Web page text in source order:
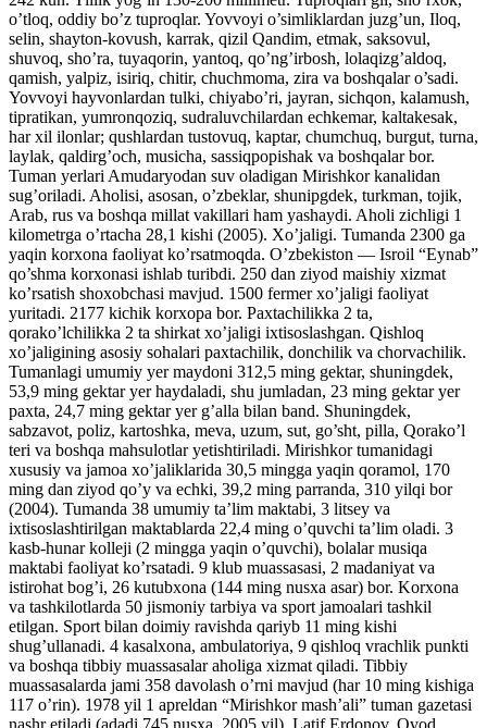
o’tloq, oddiy bo’z tuproqlar. Yovvoyi o’simliklardan juzg’un, Iloq,
selin, shayton-kovush, karrak, qizil Qandim, etmak, saksovul,
shuvoq, sho’ra, tuyaqorin, yantoq, qo’ng’irbosh, lolaqizg’aldoq,
qamish, yalpiz, isiriq, chitir, chuchmoma, zira va boshqalar o’sadi.
Yovvoyi hayvonlardan tulki, chiyabo’ri, jayran, sichqon, kalamush,
tipratikan, yumronqoziq, sudraluvchilardan echkemar, kaltakesak,
har xil ilonlar; qushlardan tustovuq, kaptar, chumchuq, burgut, turna,
laylak, qaldirg’och, musicha, sassiqpopishak va boshqalar bor.
Tuman yerlari Amudaryodan suv oladigan Mirishkor kanalidan
sug’oriladi. Aholisi, asosan, o’zbeklar, shunipgdek, turkman, tojik,
Arab, rus va boshqa millat vakillari ham yashaydi. Aholi zichligi 1
kilometrga o’rtacha 28,1 kishi (2005). Xo’jaligi. Tumanda 2300 ga
yaqin korxona faoliyat ko’rsatmoqda. O’zbekiston — Isroil “Eynab”
qo’shma korxonasi ishlab turibdi. 250 dan ziyod maishiy xizmat
ko’rsatish shoxobchasi mavjud. 1500 fermer xo’jaligi faoliyat
yuritadi. 2177 kichik korxopa bor. Paxtachilikka 2 ta,
qorako’lchilikka 2 ta shirkat xo’jaligi ixtisoslashgan. Qishloq
xo’jaligining asosiy sohalari paxtachilik, donchilik va chorvachilik.
Tumanlagi umumiy yer maydoni 312,5 ming gektar, shuningdek,
53,9 ming gektar yer haydaladi, shu jumladan, 23 ming gektar yer
paxta, 24,7 ming gektar yer g’alla bilan band. Shuningdek,
sabzavot, poliz, kartoshka, meva, uzum, sut, go’sht, pilla, Qorako’l
teri va boshqa mahsulotlar yetishtiriladi. Mirishkor tumanidagi
xususiy va jamoa xo’jaliklarida 30,5 mingga yaqin qoramol, 170
ming dan ziyod qo’y va echki, 39,2 ming parranda, 310 yilqi bor
(2004). Tumanda 38 umumiy ta’lim maktabi, 3 litsey va
ixtisoslashtirilgan maktablarda 22,4 ming o’quvchi ta’lim oladi. 3
kasb-hunar kolleji (2 mingga yaqin o’quvchi), bolalar musiqa
maktabi faoliyat ko’rsatadi. 9 klub muassasasi, 2 madaniyat va
istirohat bog’i, 26 kutubxona (144 ming nusxa asar) bor. Korxona
va tashkilotlarda 50 jismoniy tarbiya va sport jamoalari tashkil
etilgan. Sport bilan doimiy ravishda qariyb 11 ming kishi
shug’ullanadi. 4 kasalxona, ambulatoriya, 9 qishloq vrachlik punkti
va boshqa tibbiy muassasalar aholiga xizmat qiladi. Tibbiy
muassasalarda jami 358 davolash o’rni mavjud (har 10 ming kishiga
117 o’rin). 1978 yil 1 apreldan “Mirishkor mash’ali” tuman gazetasi
nashr etiladi (adadi 745 nusxa, 2005 yil). Latif Erdonov, Ovod